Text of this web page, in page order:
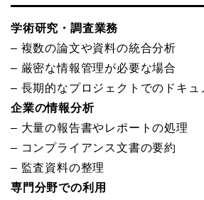
学術研究・調査業務
– 複数の論文や資料の統合分析
– 厳密な情報管理が必要な場合
– 長期的なプロジェクトでのドキュ
企業の情報分析
– 大量の報告書やレポートの処理
– コンプライアンス文書の要約
– 監査資料の整理
専門分野での利用